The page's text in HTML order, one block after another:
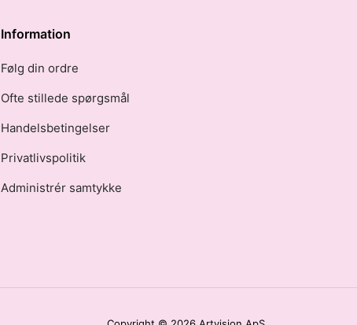
Information
Følg din ordre
Ofte stillede spørgsmål
Handelsbetingelser
Privatlivspolitik
Administrér samtykke